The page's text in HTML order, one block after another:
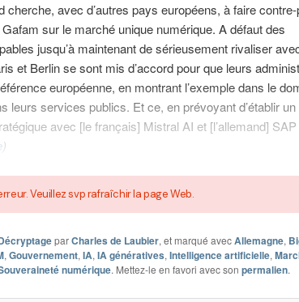
cherche, avec d’autres pays européens, à faire
sur le marché unique numérique. A défaut des
jusqu’à maintenant de sérieusement rivaliser
et Berlin se sont mis d’accord pour que leurs
européenne, en montrant l’exemple dans le
leurs services publics. Et ce, en prévoyant d’établir un
avec [le français] Mistral AI et [l’allemand] SAP
)
Veuillez svp rafraîchir la page Web.
parCharles de Laubier, et marqué avecAllemagne,
, Gouvernement, IA, IA génératives, Intelligence artificielle,
numérique. Mettez-le en favori avec son permalien.